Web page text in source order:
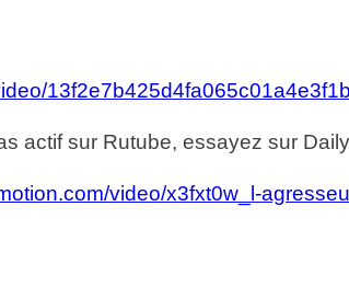
actif sur Rutube, essayez sur
video/x3fxt0w_l-